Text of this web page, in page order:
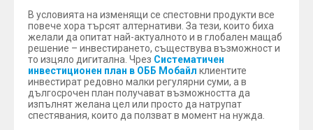
В условията на изменящи се спестовни продукти все
повече хора търсят алтернативи. За тези, които биха
желали да опитат най-актуалното и в глобален мащаб
решение – инвестирането, съществува възможност и
то изцяло дигитална. Чрез Систематичен
инвестиционен план в ОББ Мобайл клиентите
инвестират редовно малки регулярни суми, а в
дългосрочен план получават възможността да
изпълнят желана цел или просто да натрупат
спестявания, които да ползват в момент на нужда.